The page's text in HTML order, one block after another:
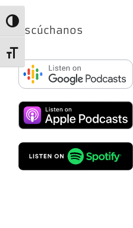
Alternar alto contraste
Alternar tamaño de letra
Escúchanos